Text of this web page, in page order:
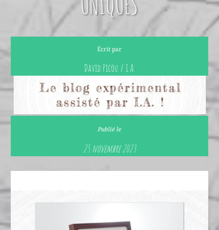
Écrit par
David Picou / I.A.
Publié le
25 novembre 2023